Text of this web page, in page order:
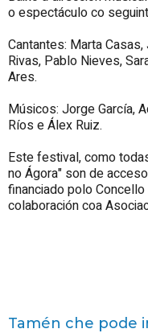
o espectáculo co
Cantantes: Marta
Rivas, Pablo Nieves,
Ares.
Músicos: Jorge García,
Ríos e Álex Ruiz.
Este festival, como
no Ágora" son de
financiado polo
colaboración coa
Tamén che pode